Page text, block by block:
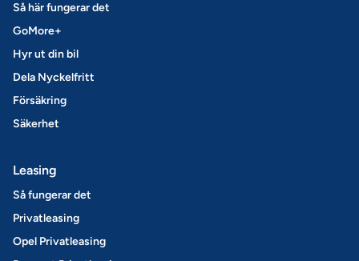
Så här fungerar det
GoMore+
Hyr ut din bil
Dela Nyckelfritt
Försäkring
Säkerhet
Leasing
Så fungerar det
Privatleasing
Opel Privatleasing